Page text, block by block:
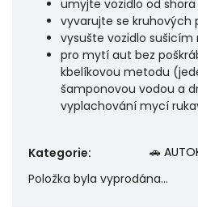
umyjte vozidlo od shora
vyvarujte se kruhových
vysušte vozidlo sušicím
pro mytí aut bez
kbelíkovou metodu
šamponovou vodou a
vyplachování mycí
Kategorie:
🚗
Položka byla vyprodána…